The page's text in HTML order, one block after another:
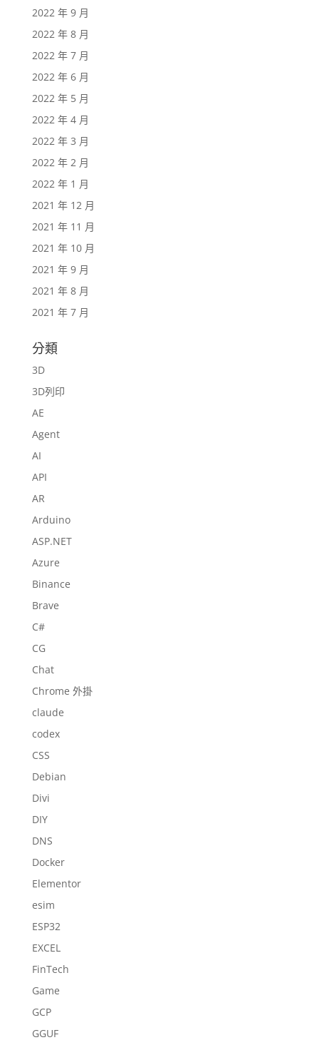
2022 年 9 月
2022 年 8 月
2022 年 7 月
2022 年 6 月
2022 年 5 月
2022 年 4 月
2022 年 3 月
2022 年 2 月
2022 年 1 月
2021 年 12 月
2021 年 11 月
2021 年 10 月
2021 年 9 月
2021 年 8 月
2021 年 7 月
分類
3D
3D列印
AE
Agent
AI
API
AR
Arduino
ASP.NET
Azure
Binance
Brave
C#
CG
Chat
Chrome 外掛
claude
codex
CSS
Debian
Divi
DIY
DNS
Docker
Elementor
esim
ESP32
EXCEL
FinTech
Game
GCP
GGUF